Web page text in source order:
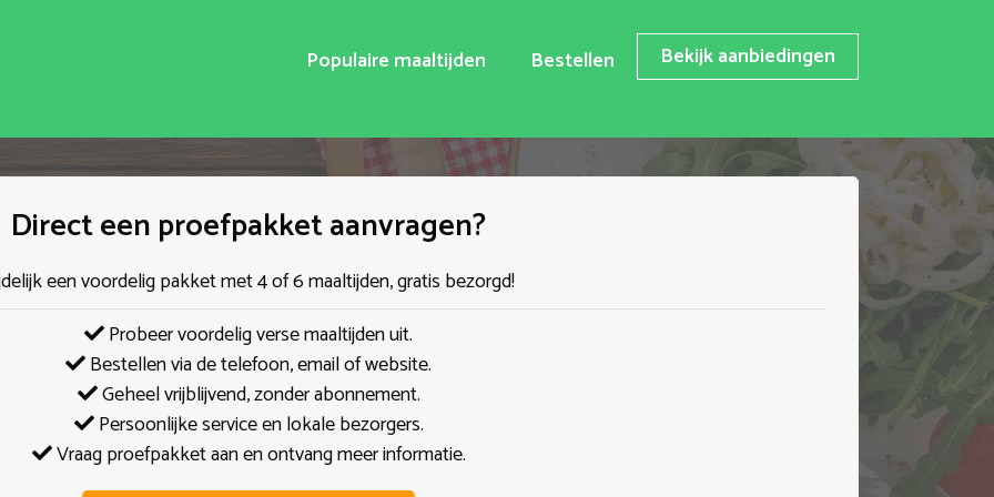
Populaire maaltijden Bestellen Bekijk aanbiedingen
Direct een proefpakket aanvragen?
een voordelig pakket met 4 of 6 maaltijden, gratis bezorgd!
Probeer voordelig verse maaltijden uit.
Bestellen via de telefoon, email of website.
Geheel vrijblijvend, zonder abonnement.
Persoonlijke service en lokale bezorgers.
Vraag proefpakket aan en ontvang meer informatie.